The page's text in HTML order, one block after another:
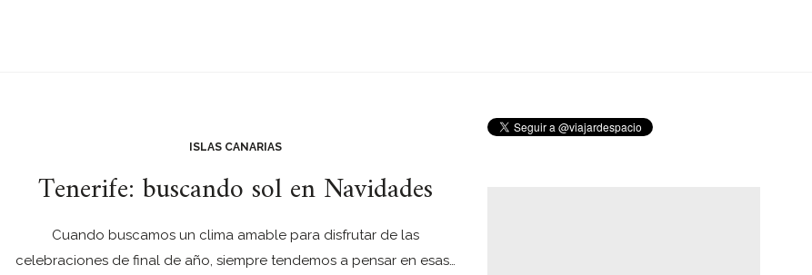
ISLAS CANARIAS
Tenerife: buscando sol en Navidades
Cuando buscamos un clima amable para disfrutar de las
celebraciones de final de año, siempre tendemos a pensar en esas…